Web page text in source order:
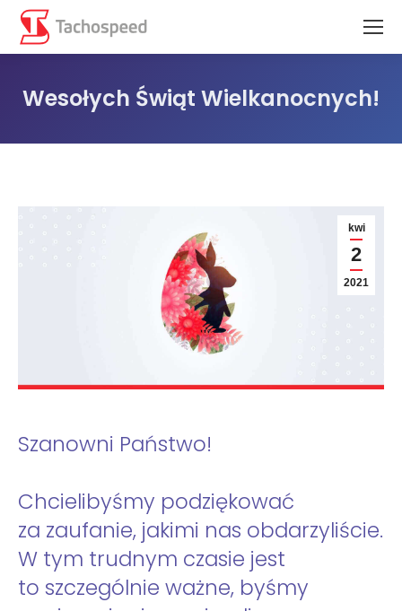
Wesołych Świąt Wielkanocnych!
kwi
2
2021
Szanowni Państwo!
Chcielibyśmy podziękować
za zaufanie, jakimi nas obdarzyliście.
W tym trudnym czasie jest
to szczególnie ważne, byśmy